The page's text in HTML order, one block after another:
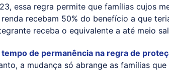
essa regra permite que famílias cujos
renda recebam 50% do benefício a que
receba o equivalente a até meio
tempo de permanência na regra de
a mudança só abrange as famílias